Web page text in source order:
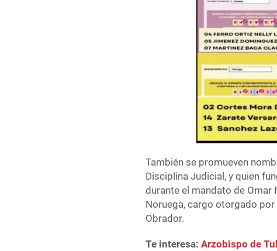
También se promueven
Disciplina Judicial, y quien
durante el mandato de Omar
Noruega, cargo otorgado
Obrador.
Te interesa:Arzobispo de